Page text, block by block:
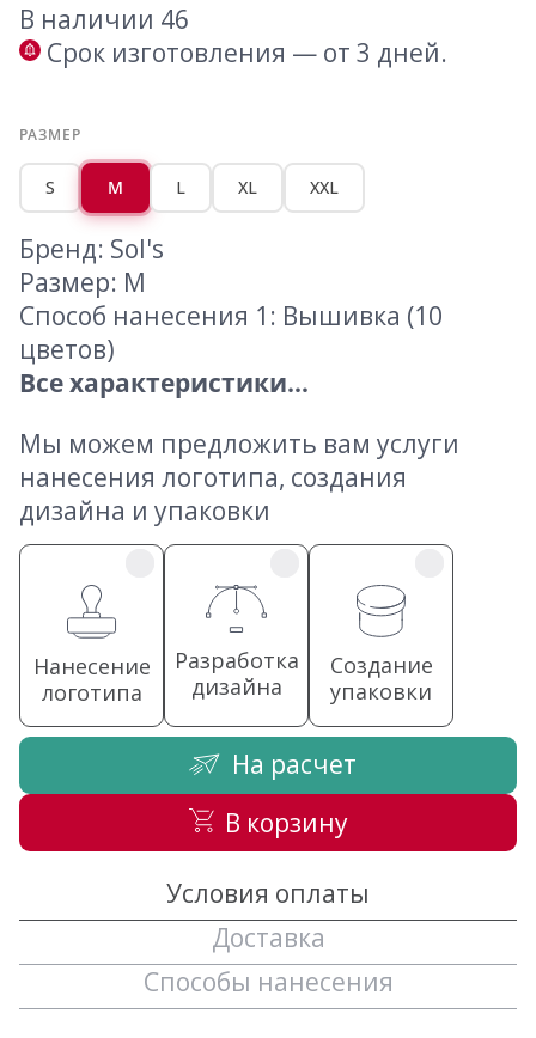
В наличии 46
Срок изготовления — от 3 дней.
РАЗМЕР
S M L XL XXL
Бренд: Sol's
Размер: M
Способ нанесения 1: Вышивка (10
цветов)
Все характеристики...
Мы можем предложить вам услуги
нанесения логотипа, создания
дизайна и упаковки
Нанесение
логотипа
Разработка
дизайна
Создание
упаковки
На расчет
В корзину
Условия оплаты
Доставка
Способы нанесения